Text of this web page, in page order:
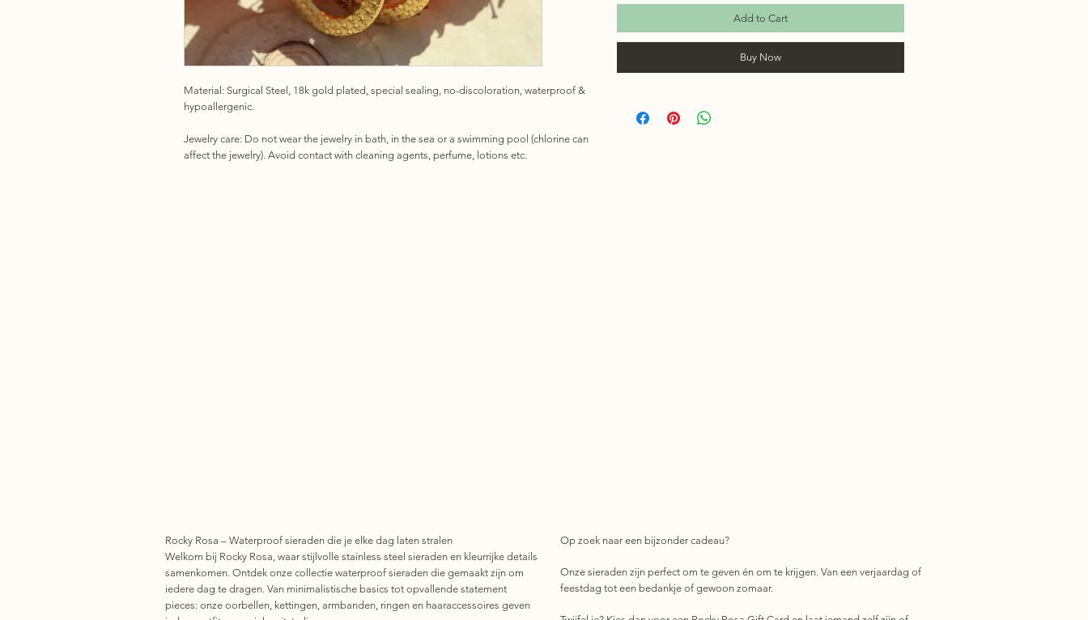
Material: Surgical Steel, 18k gold plated, special sealing, no-discoloration, waterproof &
hypoallergenic.
Jewelry care: Do not wear the jewelry in bath, in the sea or a swimming pool (chlorine can
affect the jewelry). Avoid contact with cleaning agents, perfume, lotions etc.
Add to Cart
Buy Now
Rocky Rosa – Waterproof sieraden die je elke dag laten stralen
Welkom bij Rocky Rosa, waar stijlvolle stainless steel sieraden en kleurrijke details
samenkomen. Ontdek onze collectie waterproof sieraden die gemaakt zijn om
iedere dag te dragen. Van minimalistische basics tot opvallende statement
pieces: onze oorbellen, kettingen, armbanden, ringen en haaraccessoires geven
Op zoek naar een bijzonder cadeau?
Onze sieraden zijn perfect om te geven én om te krijgen. Van een verjaardag of
feestdag tot een bedankje of gewoon zomaar.